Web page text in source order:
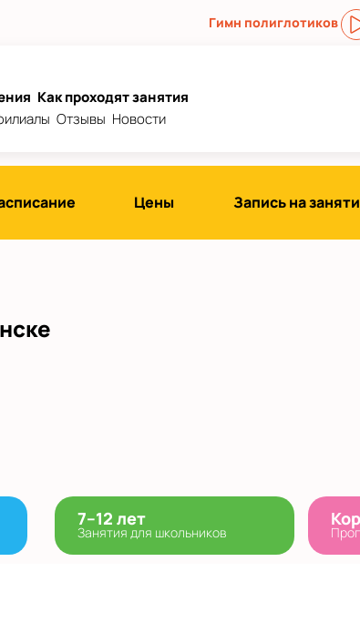
Гимн полиглотиков
Как проходят занятия
Отзывы Новости
Цены Запись на
7–12 лет
Занятия для школьников